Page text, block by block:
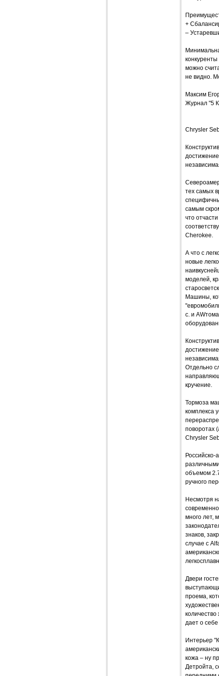
+
–
можно
не видно.
Максим
Журнал "5
Chrysler
тех самых
самым
что
Cherokee.
А что с
новые
моделей,
Машины,
с. и
Отдельно
кручение.
Тормоза
комплекса
поворотах
Chrysler
объемом
ручного
Несмотря
много лет,
знаков,
случае с
Двери
проема,
дает о
Интерьер
кожа – ну
Детройта,